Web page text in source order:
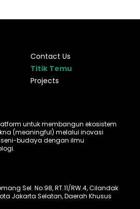
Contact Us
Titik Temu
Projects
untuk membangun ekosistem
(meaningful) melalui inovasi
budaya dengan ilmu
Sel. No.98, RT.11/RW.4, Cilandak
Jakarta Selatan, Daerah Khusus